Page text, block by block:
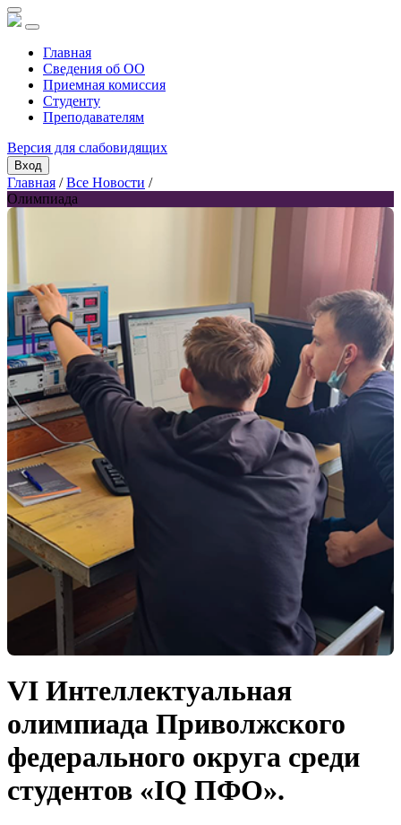
Главная
Сведения об ОО
Приемная комиссия
Студенту
Преподавателям
Версия для слабовидящих
Вход
Главная /Все Новости /
Олимпиада
VI Интеллектуальная
олимпиада Приволжского
федерального округа среди
студентов «IQ ПФО».